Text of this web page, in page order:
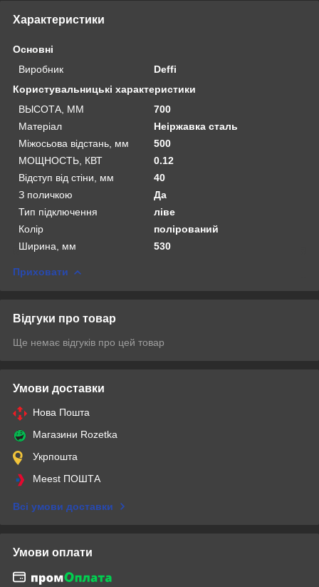
Характеристики
Основні
Виробник
Deffi
Користувальницькі характеристики
ВЫСОТА, ММ
700
Матеріал
Неіржавка сталь
Міжосьова відстань, мм
500
МОЩНОСТЬ, КВТ
0.12
Відступ від стіни, мм
40
З поличкою
Да
Тип підключення
ліве
Колір
полірований
Ширина, мм
530
Приховати
Відгуки про товар
Ще немає відгуків про цей товар
Умови доставки
Нова Пошта
Магазини Rozetka
Укрпошта
Meest ПОШТА
Всі умови доставки
Умови оплати